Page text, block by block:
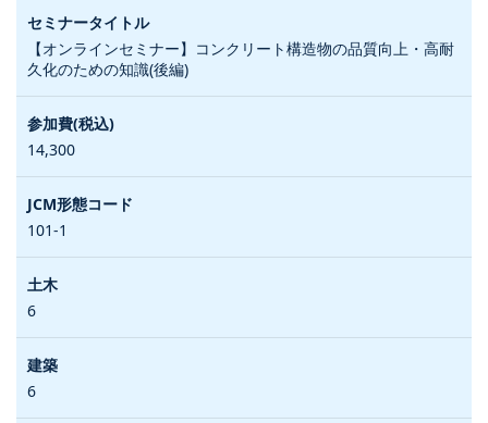
【オンラインセミナー】コンクリート構造物の品質向上・高耐
久化のための知識(後編)
14,300
101-1
6
6